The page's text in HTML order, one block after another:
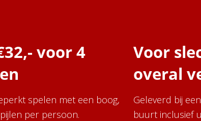
voor 4
spelen met een boog,
per persoon.
Voor
overal
Geleverd bij
buurt inclusief